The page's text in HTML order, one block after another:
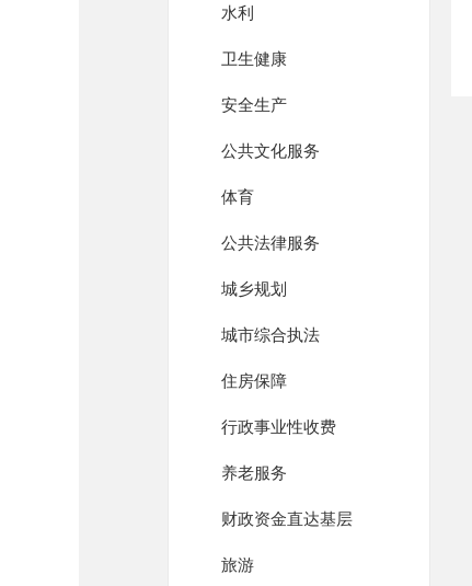
水利
卫生健康
安全生产
公共文化服务
体育
公共法律服务
城乡规划
城市综合执法
住房保障
行政事业性收费
养老服务
财政资金直达基层
旅游